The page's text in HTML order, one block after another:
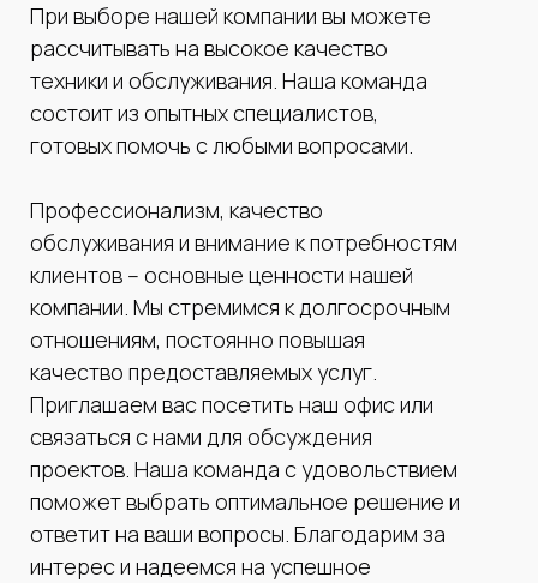
При выборе нашей компании вы можете
рассчитывать на высокое качество
техники и обслуживания. Наша команда
состоит из опытных специалистов,
готовых помочь с любыми вопросами.
Профессионализм, качество
обслуживания и внимание к потребностям
клиентов – основные ценности нашей
компании. Мы стремимся к долгосрочным
отношениям, постоянно повышая
качество предоставляемых услуг.
Приглашаем вас посетить наш офис или
связаться с нами для обсуждения
проектов. Наша команда с удовольствием
поможет выбрать оптимальное решение и
ответит на ваши вопросы. Благодарим за
интерес и надеемся на успешное